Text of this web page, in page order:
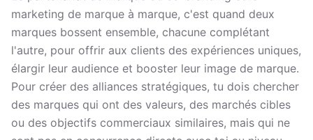
marketing de marque à marque, c'est quand deux
marques bossent ensemble, chacune complétant
l'autre, pour offrir aux clients des expériences uniques,
élargir leur audience et booster leur image de marque.
Pour créer des alliances stratégiques, tu dois chercher
des marques qui ont des valeurs, des marchés cibles
ou des objectifs commerciaux similaires, mais qui ne